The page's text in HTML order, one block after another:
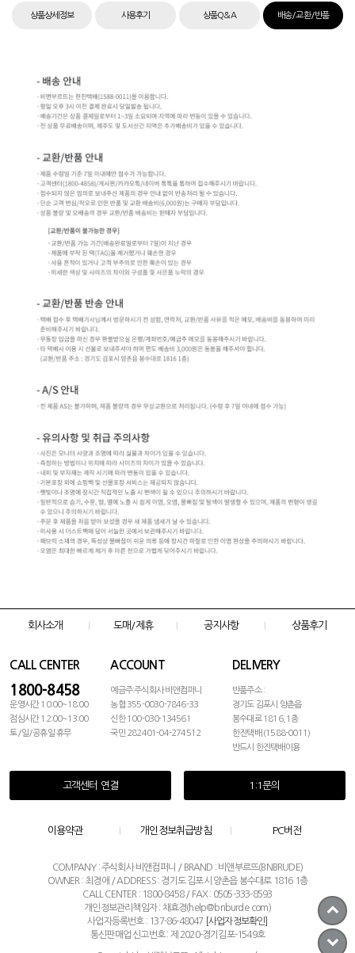
상품상세정보 사용후기 상품Q&A 배송/교환/반품
회사소개 도매/제휴 공지사항 상품후기
CALL CENTER
1800-8458
운영시간 10:00~18:00
점심시간 12:00~13:00
토/일/공휴일 휴무
ACCOUNT
예금주:주식회사 비앤컴퍼니
농협 355-0030-7846-33
신한 100-030-134561
국민 282401-04-274512
DELIVERY
반품주소 :
경기도 김포시 양촌읍
봉수대로 1816, 1층
한진택배 (1588-0011)
반드시 한진택배이용
고객센터 연결 1:1문의
이용약관 개인정보취급방침 PC버전
COMPANY : 주식회사 비앤컴퍼니 / BRAND : 비앤부르뜨(BNBRUDE)
OWNER : 최경애 / ADDRESS : 경기도 김포시 양촌읍 봉수대로 1816 1층
CALL CENTER : 1800-8458 / FAX : 0505-333-8593
개인정보관리책임자 : 채효경(help@bnburde.com)
사업자등록번호 : 137-86-48047 [사업자정보확인]
통신판매업 신고번호 : 제 2020-경기김포-1549호